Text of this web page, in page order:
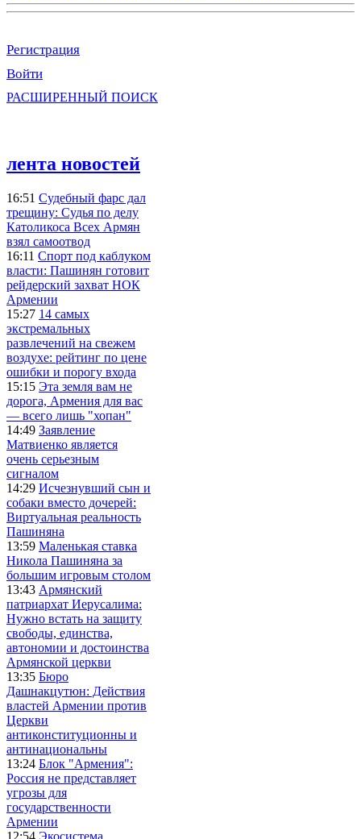
Регистрация
Войти
РАСШИРЕННЫЙ ПОИСК
лента новостей
16:51 Судебный фарс дал
трещину: Судья по делу
Католикоса Всех Армян
взял самоотвод
16:11 Спорт под каблуком
власти: Пашинян готовит
рейдерский захват НОК
Армении
15:27 14 самых
экстремальных
развлечений на свежем
воздухе: рейтинг по цене
ошибки и порогу входа
15:15 Эта земля вам не
дорога, Армения для вас
— всего лишь "хопан"
14:49 Заявление
Матвиенко является
очень серьезным
сигналом
14:29 Исчезнувший сын и
собаки вместо дочерей:
Виртуальная реальность
Пашиняна
13:59 Маленькая ставка
Никола Пашиняна за
большим игровым столом
13:43 Армянский
патриархат Иерусалима:
Нужно встать на защиту
свободы, единства,
автономии и достоинства
Армянской церкви
13:35 Бюро
Дашнакцутюн: Действия
властей Армении против
Церкви
антиконституционны и
антинациональны
13:24 Блок "Армения":
Россия не представляет
угрозы для
государственности
Армении
12:54 Экосистема